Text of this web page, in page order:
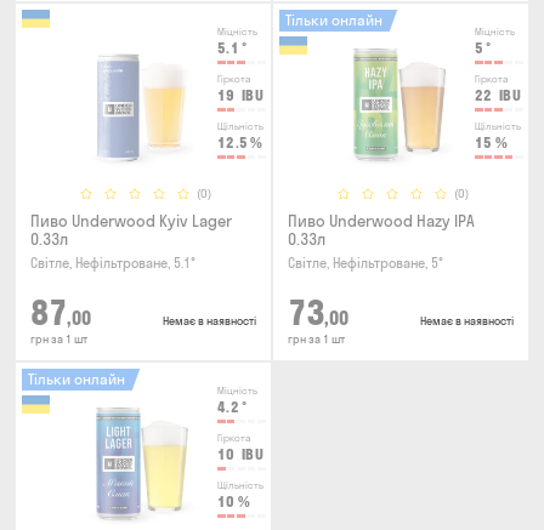
Міцність
5.1 °
Гіркота
19 IBU
Щільність
12.5 %
(0)
Пиво Underwood Kyiv Lager
0.33л
Світле, Нефільтроване, 5.1°
87,00
грн за 1 шт
Немає в наявності
Міцність
5 °
Гіркота
22 IBU
Щільність
15 %
(0)
Тільки онлайн
Пиво Underwood Hazy IPA
0.33л
Світле, Нефільтроване, 5°
73,00
грн за 1 шт
Немає в наявності
Міцність
4.2 °
Гіркота
10 IBU
Щільність
10 %
Тільки онлайн